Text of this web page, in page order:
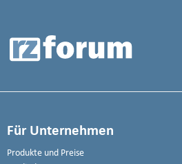
Für Unternehmen
Produkte und Preise